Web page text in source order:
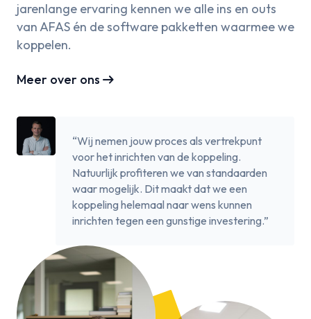
jarenlange ervaring kennen we alle ins en outs
van AFAS én de software pakketten waarmee we
koppelen.
Meer over ons arrow_right_alt
“Wij nemen jouw proces als vertrekpunt
voor het inrichten van de koppeling.
Natuurlijk profiteren we van standaarden
waar mogelijk. Dit maakt dat we een
koppeling helemaal naar wens kunnen
inrichten tegen een gunstige investering.”